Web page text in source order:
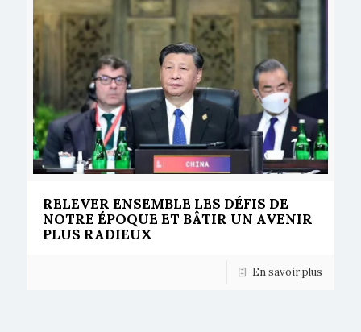
RELEVER ENSEMBLE LES DÉFIS DE
NOTRE ÉPOQUE ET BÂTIR UN AVENIR
PLUS RADIEUX
En savoir plus